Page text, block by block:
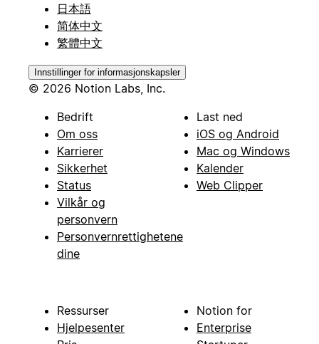
日本語
简体中文
繁體中文
Innstillinger for informasjonskapsler
© 2026 Notion Labs, Inc.
Bedrift
Om oss
Karrierer
Sikkerhet
Status
Vilkår og
personvern
Personvernrettighetene
dine
Last ned
iOS og Android
Mac og Windows
Kalender
Web Clipper
Ressurser
Hjelpesenter
Notion for
Enterprise